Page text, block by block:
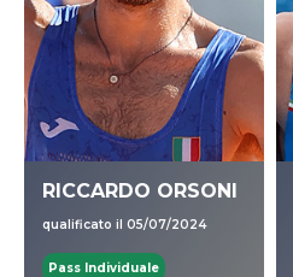
RICCARDO ORSONI
qualificato il 05/07/2024
Pass Individuale